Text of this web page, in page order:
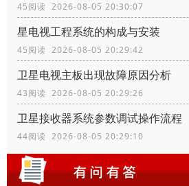
45阅读 2026-08-05 20:30:07
星电视工程系统的构成与安装
45阅读 2026-08-05 20:29:42
卫星电视主板出现故障原因分析
43阅读 2026-08-05 20:29:26
卫星接收器系统参数调试操作流程
44阅读 2026-08-05 20:29:10